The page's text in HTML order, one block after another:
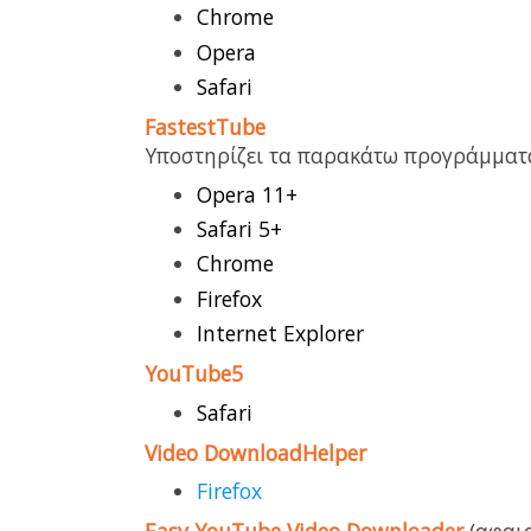
Chrome
Opera
Safari
FastestTube
Υποστηρίζει τα παρακάτω
Opera 11+
Safari 5+
Chrome
Firefox
Internet Explorer
YouTube5
Safari
Video DownloadHelper
Firefox